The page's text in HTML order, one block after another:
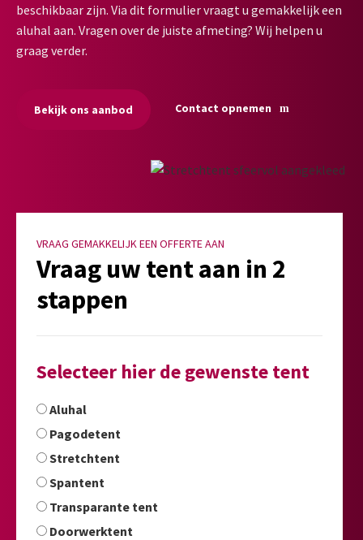
beschikbaar zijn. Via dit formulier vraagt u gemakkelijk een
aluhal aan. Vragen over de juiste afmeting? Wij helpen u
graag verder.
Bekijk ons aanbod Contact opnemen
VRAAG GEMAKKELIJK EEN OFFERTE AAN
Vraag uw tent aan in 2
stappen
Selecteer hier de gewenste tent
Aluhal
Pagodetent
Stretchtent
Spantent
Transparante tent
Doorwerktent